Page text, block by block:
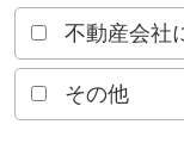
不動産会社
その他